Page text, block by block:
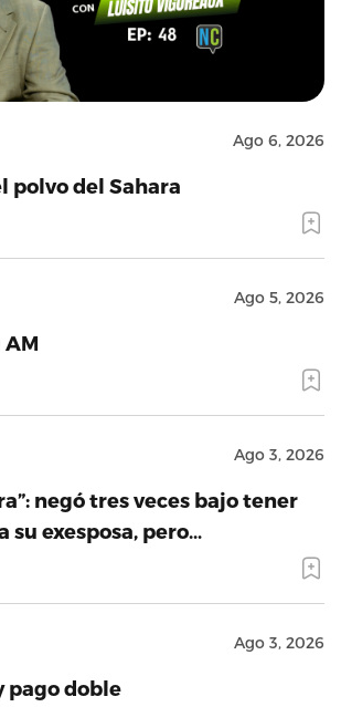
Ago 6, 2026
polvo del Sahara
Ago 5, 2026
AM
Ago 3, 2026
negó tres veces bajo tener
su exesposa, pero…
Ago 3, 2026
pago doble